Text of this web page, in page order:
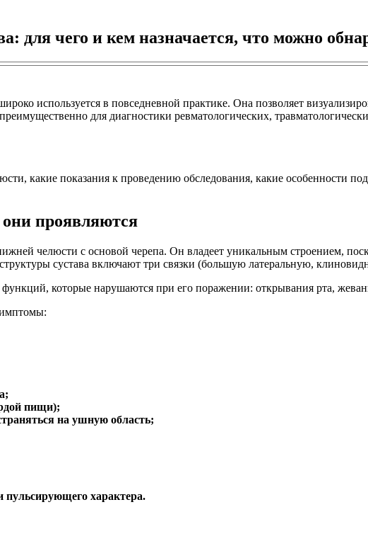
для чего и кем назначается, что можно
используется в повседневной практике. Она позволяет
для диагностики ревматологических,
какие показания к проведению обследования, какие особенности
проявляются
челюсти с основой черепа. Он владеет уникальным строением,
структуры сустава включают три связки (большую латеральную,
которые нарушаются при его поражении: открывания рта,
пищи);
на ушную область;
пульсирующего характера.